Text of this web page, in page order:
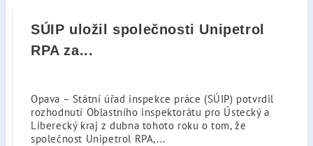
SÚIP uložil společnosti Unipetrol
RPA za...
Opava – Státní úřad inspekce práce (SÚIP) potvrdil
rozhodnutí Oblastního inspektorátu pro Ústecký a
Liberecký kraj z dubna tohoto roku o tom, že
společnost Unipetrol RPA,...